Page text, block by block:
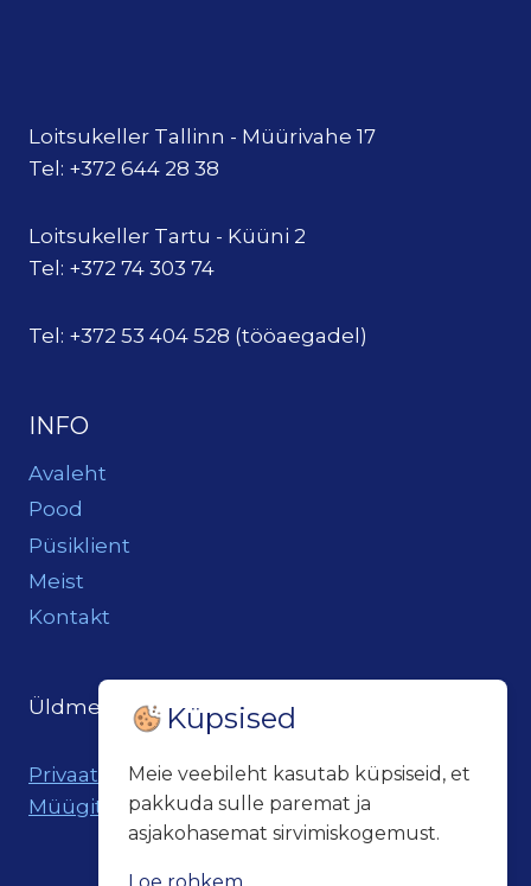
Loitsukeller Tallinn - Müürivahe 17
Tel: +372 644 28 38
Loitsukeller Tartu - Küüni 2
Tel: +372 74 303 74
Tel: +372 53 404 528 (tööaegadel)
INFO
Avaleht
Pood
Püsiklient
Meist
Kontakt
Üldmeil: loits@loitsukeller.ee
Privaatsuspoliitika
Müügitingimused
Küpsised
Meie veebileht kasutab küpsiseid, et
pakkuda sulle paremat ja
asjakohasemat sirvimiskogemust.